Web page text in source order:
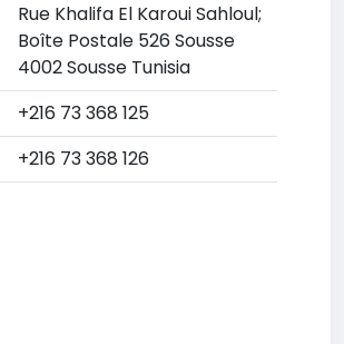
Rue Khalifa El Karoui Sahloul;
Boîte Postale 526 Sousse
4002 Sousse Tunisia
+216 73 368 125
+216 73 368 126